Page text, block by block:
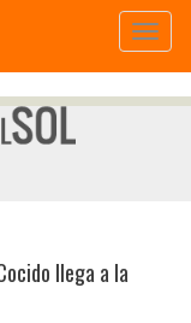
llega a la